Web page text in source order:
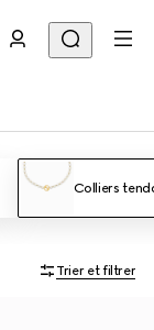
Colliers
Trier et filtrer